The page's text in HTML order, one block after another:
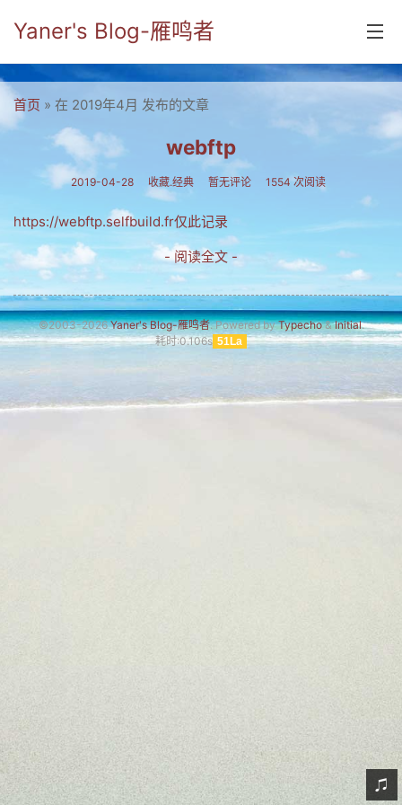
Yaner's Blog-雁鸣者
首页
分类
yaner online
毕业留言册
流年
五笔难啊
流行.时代.天下
网络新事物
首页 » 在 2019年4月 发布的文章
webftp
2019-04-28 收藏.经典 暂无评论 1554 次阅读
https://webftp.selfbuild.fr仅此记录
- 阅读全文 -
©2003-2026Yaner's Blog-雁鸣者. Powered byTypecho&Initial.
耗时:0.106s 51La